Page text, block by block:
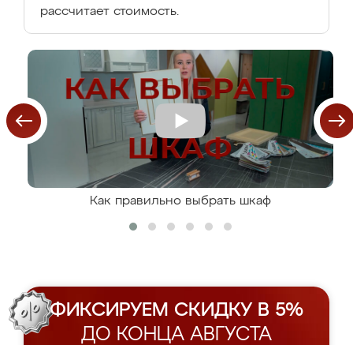
рассчитает стоимость.
Как правильно выбрать шкаф
ФИКСИРУЕМ СКИДКУ В 5%
ДО КОНЦА АВГУСТА